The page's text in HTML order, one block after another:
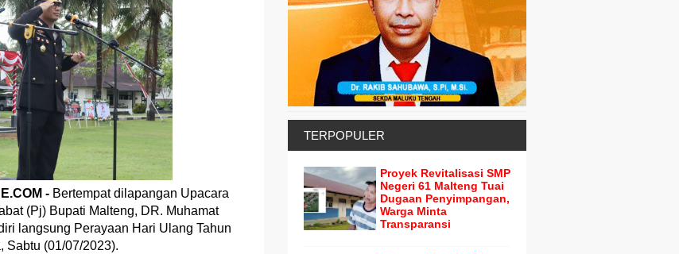
- Bertempat dilapangan Upacara
(Pj) Bupati Malteng, DR. Muhamat
langsung Perayaan Hari Ulang Tahun
Sabtu (01/07/2023).
TERPOPULER
Proyek Revitalisasi SMP
Negeri 61 Malteng Tuai
Dugaan Penyimpangan,
Warga Minta
Transparansi